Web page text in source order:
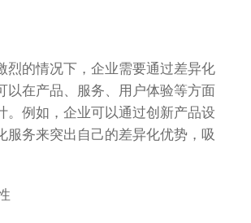
烈的情况下，企业需要通过差异化
以在产品、服务、用户体验等方面
。例如，企业可以通过创新产品设
服务来突出自己的差异化优势，吸